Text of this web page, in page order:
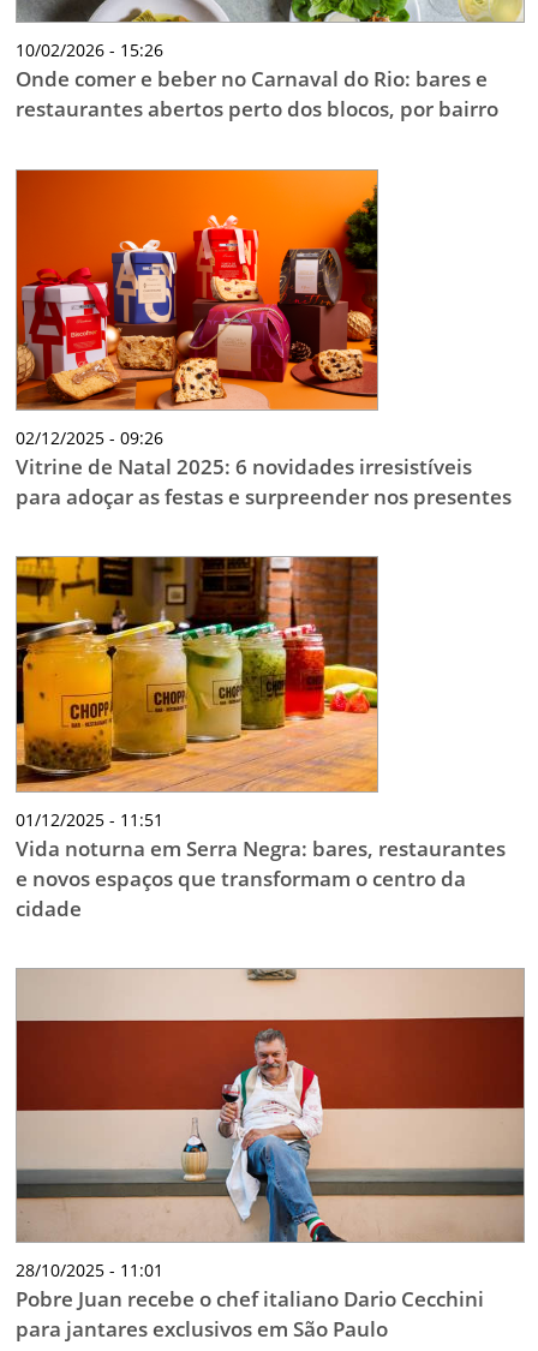
10/02/2026 - 15:26
Onde comer e beber no Carnaval do Rio: bares e
restaurantes abertos perto dos blocos, por bairro
02/12/2025 - 09:26
Vitrine de Natal 2025: 6 novidades irresistíveis
para adoçar as festas e surpreender nos presentes
01/12/2025 - 11:51
Vida noturna em Serra Negra: bares, restaurantes
e novos espaços que transformam o centro da
cidade
28/10/2025 - 11:01
Pobre Juan recebe o chef italiano Dario Cecchini
para jantares exclusivos em São Paulo